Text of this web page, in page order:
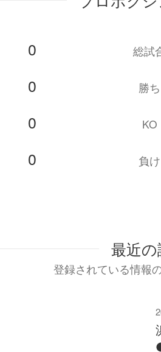
0 総試
0
勝ち
0
KO
0
負け
最近
登録されている情報